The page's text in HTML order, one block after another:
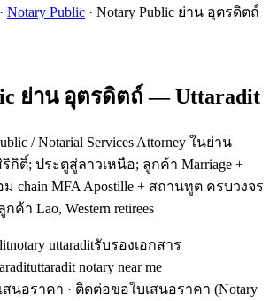
· Notary Public · Notary Public ย่าน อุตรดิตถ์
ย่าน อุตรดิตถ์ — Uttaradit
/ Notarial Services Attorney ในย่าน
ติ์; ประตูสู่ลาวเหนือ; ลูกค้า Marriage +
ม chain MFA Apostille + สถานทูต ครบวงจร
า Lao, Western retirees
notary uttaraditรับรองเอกสาร
uttaradit notary near me
สนอราคา · ติดต่อขอใบเสนอราคา (Notary